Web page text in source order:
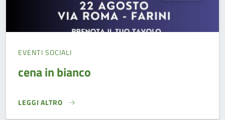
EVENTI SOCIALI
cena in bianco
LEGGI ALTRO
CENA IN BIANCO}